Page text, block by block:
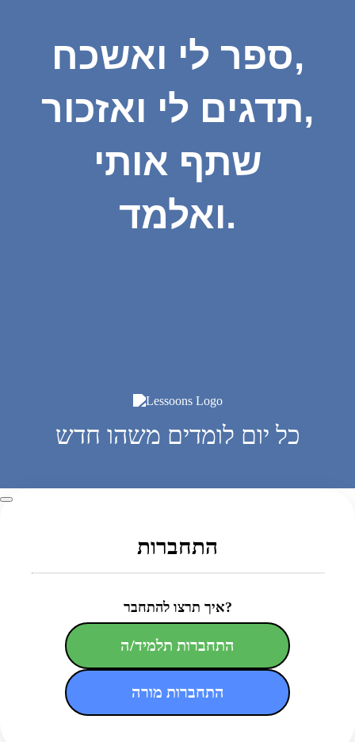
ספר לי ואשכח,
תדגים לי ואזכור,
שתף אותי
ואלמד.
כל יום לומדים משהו חדש
התחברות
איך תרצו להתחבר?
התחברות תלמיד/ה
התחברות מורה